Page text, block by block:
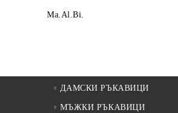
Ma.Al.Bi.
ДАМСКИ РЪКАВИЦИ
МЪЖКИ РЪКАВИЦИ